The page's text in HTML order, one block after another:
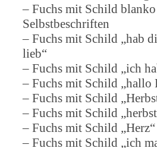
– Fuchs mit Schild
Selbstbeschriften
– Fuchs mit Schild „hab
lieb“
– Fuchs mit Schild „ich
– Fuchs mit Schild „hallo
– Fuchs mit Schild
– Fuchs mit Schild
– Fuchs mit Schild „Herz“
– Fuchs mit Schild „ich